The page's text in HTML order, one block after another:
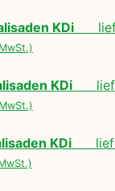
KDi
KDi
KDi